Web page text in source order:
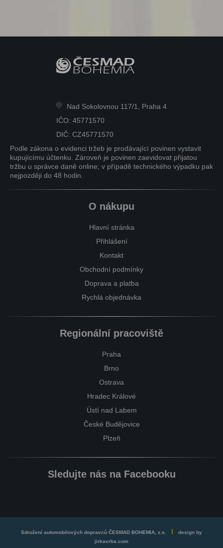
Nad Sokolovnou 117/1, Praha 4
IČO: 45771570
DIČ: CZ45771570
Podle zákona o evidenci tržeb je prodávající povinen vystavit
kupujícímu účtenku. Zároveň je povinen zaevidovat přijatou
tržbu u správce daně online; v případě technického výpadku pak
nejpozději do 48 hodin.
O nákupu
Hlavní stránka
Přihlášení
Kontakt
Obchodní podmínky
Doprava a platba
Rychlá objednávka
Regionální pracoviště
Praha
Brno
Ostrava
Hradec Králové
Ústí nad Labem
České Budějovice
Plzeň
Sledujte nás na Facebooku
Sdružení automobilových dopravců ČESMAD BOHEMIA, z.s. I
design by
jirkavrba.com